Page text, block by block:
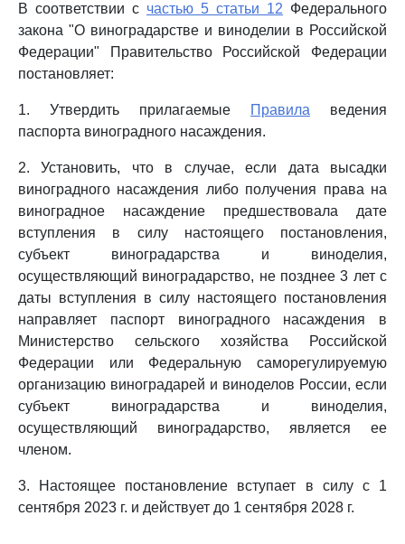
В соответствии с частью 5 статьи 12 Федерального
закона "О виноградарстве и виноделии в Российской
Федерации" Правительство Российской Федерации
постановляет:
1. Утвердить прилагаемые Правила ведения
паспорта виноградного насаждения.
2. Установить, что в случае, если дата высадки
виноградного насаждения либо получения права на
виноградное насаждение предшествовала дате
вступления в силу настоящего постановления,
субъект виноградарства и виноделия,
осуществляющий виноградарство, не позднее 3 лет с
даты вступления в силу настоящего постановления
направляет паспорт виноградного насаждения в
Министерство сельского хозяйства Российской
Федерации или Федеральную саморегулируемую
организацию виноградарей и виноделов России, если
субъект виноградарства и виноделия,
осуществляющий виноградарство, является ее
членом.
3. Настоящее постановление вступает в силу с 1
сентября 2023 г. и действует до 1 сентября 2028 г.